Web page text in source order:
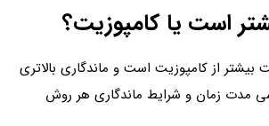
است یا کامپوزیت؟
بیشتر از کامپوزیت است و ماندگاری بالاتری
مدت زمان و شرایط ماندگاری هر روش